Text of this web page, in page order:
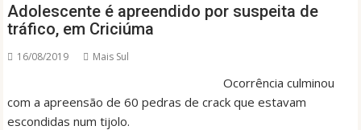
Adolescente é apreendido por suspeita de
tráfico, em Criciúma
16/08/2019 Mais Sul
Ocorrência culminou
com a apreensão de 60 pedras de crack que estavam
escondidas num tijolo.